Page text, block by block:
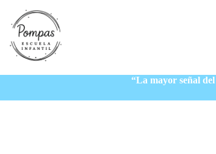
contenido
“La mayor señal